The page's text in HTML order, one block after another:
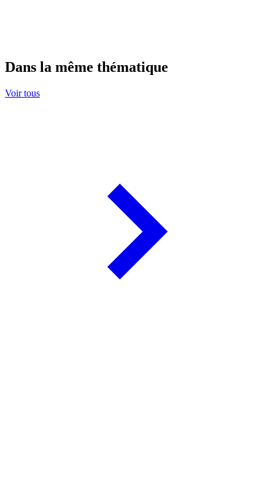
Dans la même thématique
Voir tous